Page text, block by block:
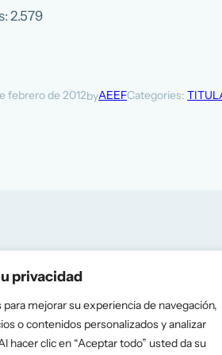
privacidad
mejorar su experiencia de navegación,
o contenidos personalizados y analizar
hacer clic en “Aceptar todo” usted da su
2.579
febrero de 2012byAEEFCategories:
articles